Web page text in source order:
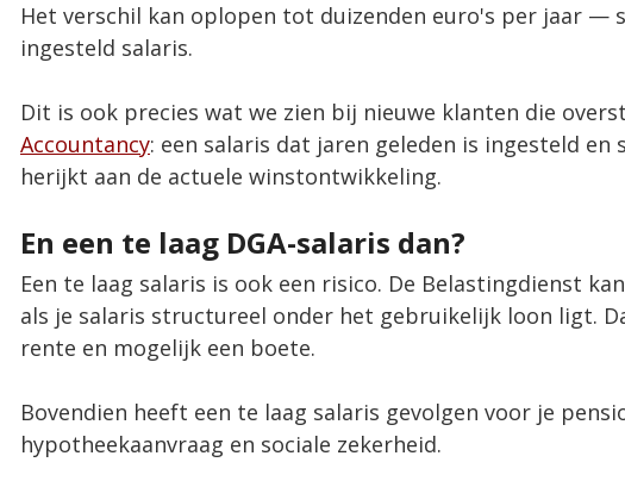
Het verschil kan oplopen tot duizenden euro's per jaar —
ingesteld salaris.
Dit is ook precies wat we zien bij nieuwe klanten die
Accountancy: een salaris dat jaren geleden is ingesteld en
herijkt aan de actuele winstontwikkeling.
En een te laag DGA-salaris dan?
Een te laag salaris is ook een risico. De Belastingdienst
als je salaris structureel onder het gebruikelijk loon ligt.
rente en mogelijk een boete.
Bovendien heeft een te laag salaris gevolgen voor je
hypotheekaanvraag en sociale zekerheid.